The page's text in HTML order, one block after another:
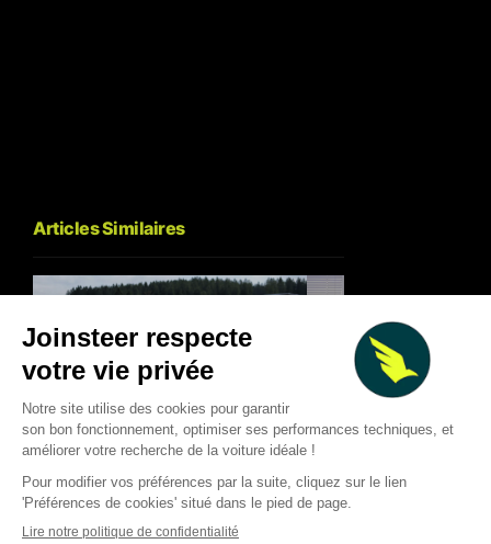
Articles Similaires
F1 : pourquoi les pilotes ne
peuvent pas reprendre 100%
Gucci arrive en